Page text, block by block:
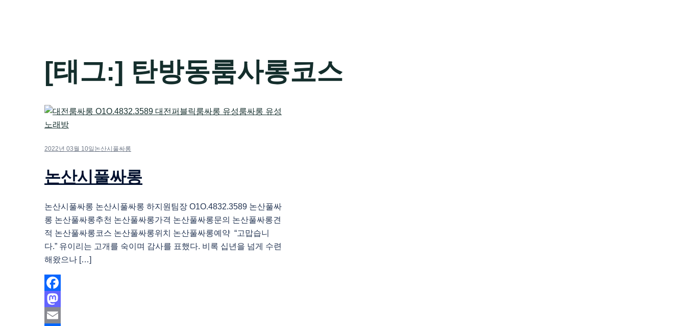
[태그:] 탄방동룸사롱코스
2022년 03월 10일 논산시풀싸롱
논산시풀싸롱
논산시풀싸롱 논산시풀싸롱 하지원팀장 O1O.4832.3589 논산풀싸
롱 논산풀싸롱추천 논산풀싸롱가격 논산풀싸롱문의 논산풀싸롱견
적 논산풀싸롱코스 논산풀싸롱위치 논산풀싸롱예약 “고맙습니
다.” 유이리는 고개를 숙이며 감사를 표했다. 비록 십년을 넘게 수련
해왔으나 […]
Facebook
Mastodon